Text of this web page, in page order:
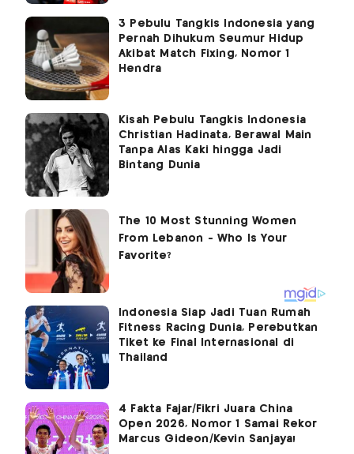
3 Pebulu Tangkis Indonesia yang
Pernah Dihukum Seumur Hidup
Akibat Match Fixing, Nomor 1
Hendra
Kisah Pebulu Tangkis Indonesia
Christian Hadinata, Berawal Main
Tanpa Alas Kaki hingga Jadi
Bintang Dunia
Indonesia Siap Jadi Tuan Rumah
Fitness Racing Dunia, Perebutkan
Tiket ke Final Internasional di
Thailand
4 Fakta Fajar/Fikri Juara China
Open 2026, Nomor 1 Samai Rekor
Marcus Gideon/Kevin Sanjaya!